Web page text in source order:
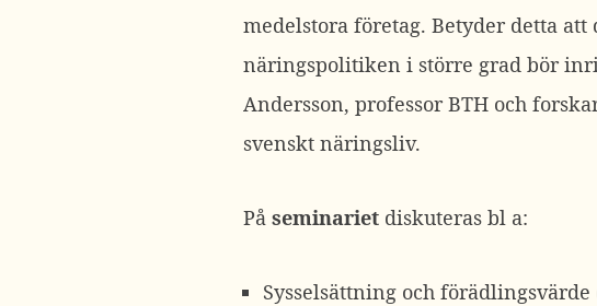
medelstora företag. Betyder detta
näringspolitiken i större grad bör
Andersson, professor BTH och
svenskt näringsliv.
På seminariet diskuteras bl a:
Sysselsättning och